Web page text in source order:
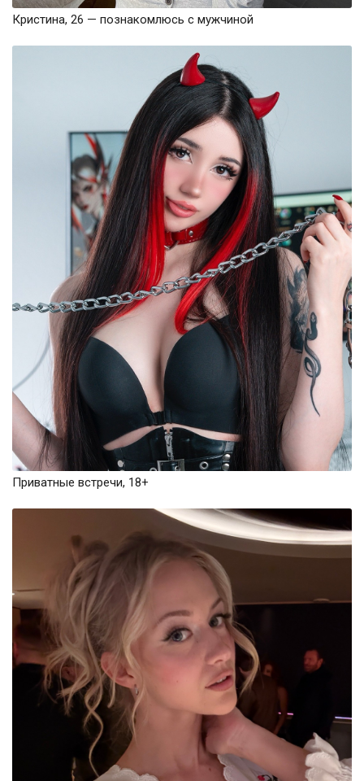
Кристина, 26 — познакомлюсь с мужчиной
Приватные встречи, 18+